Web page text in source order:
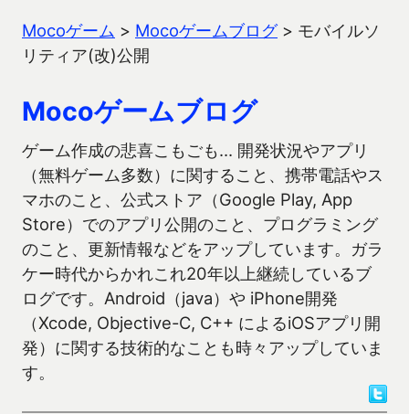
Mocoゲーム > Mocoゲームブログ> モバイルソ
リティア(改)公開
Mocoゲームブログ
ゲーム作成の悲喜こもごも… 開発状況やアプリ
（無料ゲーム多数）に関すること、携帯電話やス
マホのこと、公式ストア（Google Play, App
Store）でのアプリ公開のこと、プログラミング
のこと、更新情報などをアップしています。ガラ
ケー時代からかれこれ20年以上継続しているブ
ログです。Android（java）や iPhone開発
（Xcode, Objective-C, C++ によるiOSアプリ開
発）に関する技術的なことも時々アップしていま
す。